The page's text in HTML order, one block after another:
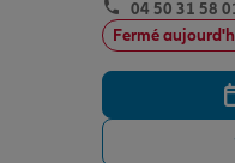
04 50 31 58
Fermé